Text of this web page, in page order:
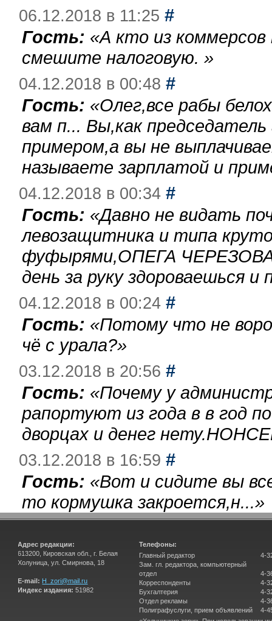
06.12.2018 в 11:25 #
Гость: «А кто из
смешите налоговую. »
04.12.2018 в 00:48 #
Гость: «Олег,все рабы
вам п... Вы,как
примером,а вы не
называете зарплатой и
04.12.2018 в 00:34 #
Гость: «Давно не видать
левозащитника и типа
фуфырями,ОПЕГА
день за руку здороваешься
04.12.2018 в 00:24 #
Гость: «Потому что не
чё с урала?»
03.12.2018 в 20:56 #
Гость: «Почему у
рапортуют из года в в год
дворцах и денег
03.12.2018 в 16:59 #
Гость: «Вот и сидите вы
то кормушка закроется,н...»
Адрес редакции:
613200, Кировская обл., г. Белая
Холуница, ул. Смирнова, 18
E-mail: H_zori@mail.ru
Индекс издания: 51982
Телефоны:
Главный редактор
Зам. гл. редактора, компьютерный
отдел
Корреспонденты
Бухгалтерия
Отдел рекламы
Полиграфуслуги, прием объявлений
4-
4-
4-
4-
4-
4-